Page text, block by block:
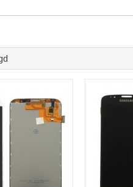
rätt färg – perfekt för att fräscha
med flexkabel, kameror,
Du får